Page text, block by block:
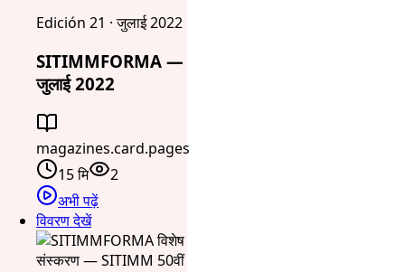
Edición 21 · जुलाई 2022
SITIMMFORMA —
जुलाई 2022
magazines.card.pages
15 मि
2
अभी पढ़ें
विवरण देखें